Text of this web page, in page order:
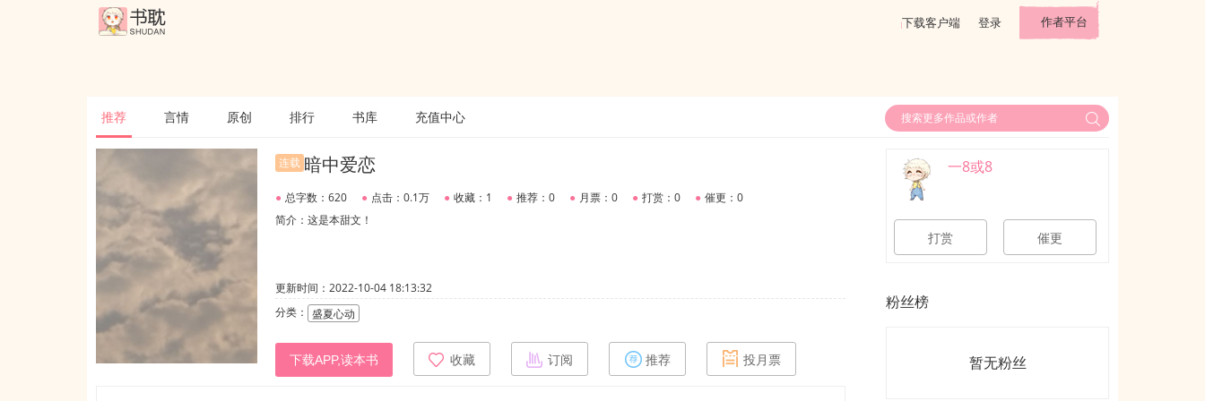
下载客户端 登录 作者平台
推荐 言情 原创 排行 书库 充值中心
连载 暗中爱恋
● 总字数：620 ● 点击：0.1万 ● 收藏：1 ● 推荐：0 ● 月票：0 ● 打赏：0 ● 催更：0
简介：这是本甜文！
更新时间：2022-10-04 18:13:32
分类： 盛夏心动
下载APP,读本书 收藏 订阅 推荐 投月票
一8或8
打赏 催更
粉丝榜
暂无粉丝